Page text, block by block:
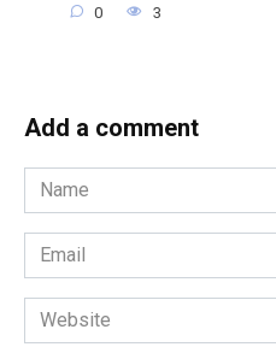
0 3
Add a comment
Name
*
Email
*
Website